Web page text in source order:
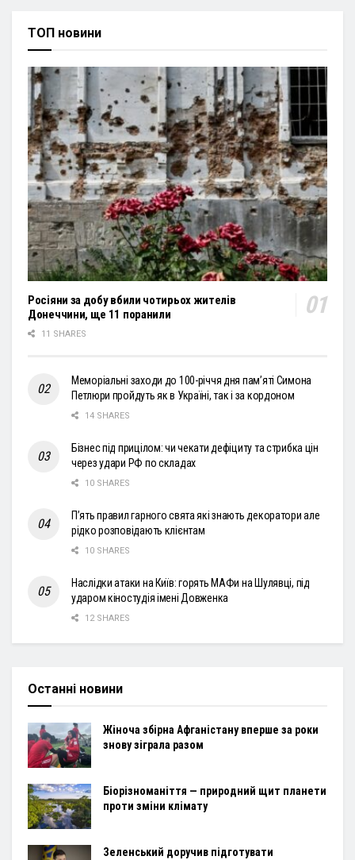
ТОП новини
Росіяни за добу вбили чотирьох жителів
Донеччини, ще 11 поранили
11 SHARES
Меморіальні заходи до 100-річчя дня пам’яті Симона
Петлюри пройдуть як в Україні, так і за кордоном
14 SHARES
Бізнес під прицілом: чи чекати дефіциту та стрибка цін
через удари РФ по складах
10 SHARES
П’ять правил гарного свята які знають декоратори але
рідко розповідають клієнтам
10 SHARES
Наслідки атаки на Київ: горять МАФи на Шулявці, під
ударом кіностудія імені Довженка
12 SHARES
Останні новини
Жіноча збірна Афганістану вперше за роки
знову зіграла разом
Біорізноманіття — природний щит планети
проти зміни клімату
Зеленський доручив підготувати